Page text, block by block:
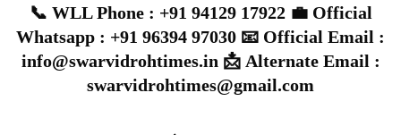
📞 WLL Phone : +91 94129 17922 💼 Official
Whatsapp : +91 96394 97030 📧 Official Email :
info@swarvidrohtimes.in 📩 Alternate Email :
swarvidrohtimes@gmail.com